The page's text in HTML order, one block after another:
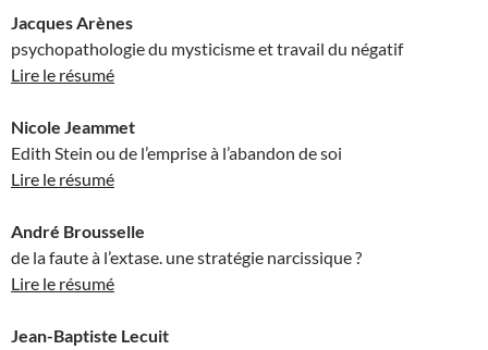
Jacques Arènes
psychopathologie du mysticisme et travail du négatif
Lire le résumé
Nicole Jeammet
Edith Stein ou de l’emprise à l’abandon de soi
Lire le résumé
André Brousselle
de la faute à l’extase. une stratégie narcissique ?
Lire le résumé
Jean-Baptiste Lecuit